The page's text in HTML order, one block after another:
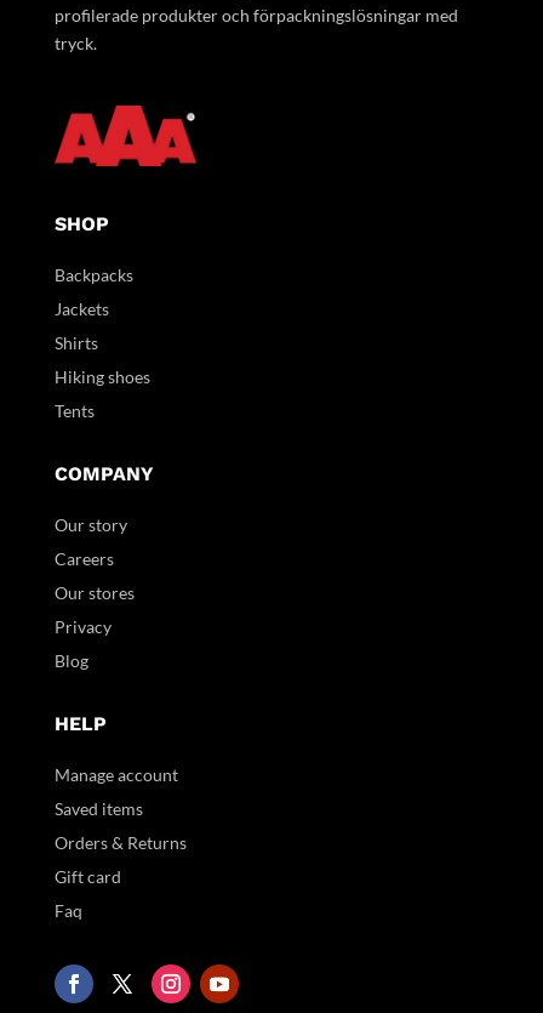
profilerade produkter och förpackningslösningar med
tryck.
SHOP
Backpacks
Jackets
Shirts
Hiking shoes
Tents
COMPANY
Our story
Careers
Our stores
Privacy
Blog
HELP
Manage account
Saved items
Orders & Returns
Gift card
Faq